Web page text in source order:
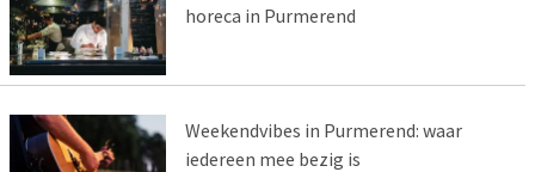
horeca in Purmerend
Weekendvibes in Purmerend: waar
iedereen mee bezig is